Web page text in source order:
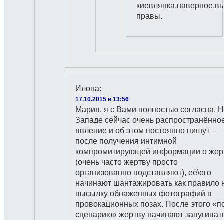
правы.
Илона:
17.10.2015 в 13:56
Мария, я с Вами полностью согласна.
Западе сейчас очень
явление и об этом постоянно пишут –
после получения интимной
компромитирующей информации о
(очень часто жертву просто
организованно подставляют), её\его
начинают шантажировать как правило
высылку обнаженных фотографий в
провокационных позах. После этого
сценарию» жертву начинают